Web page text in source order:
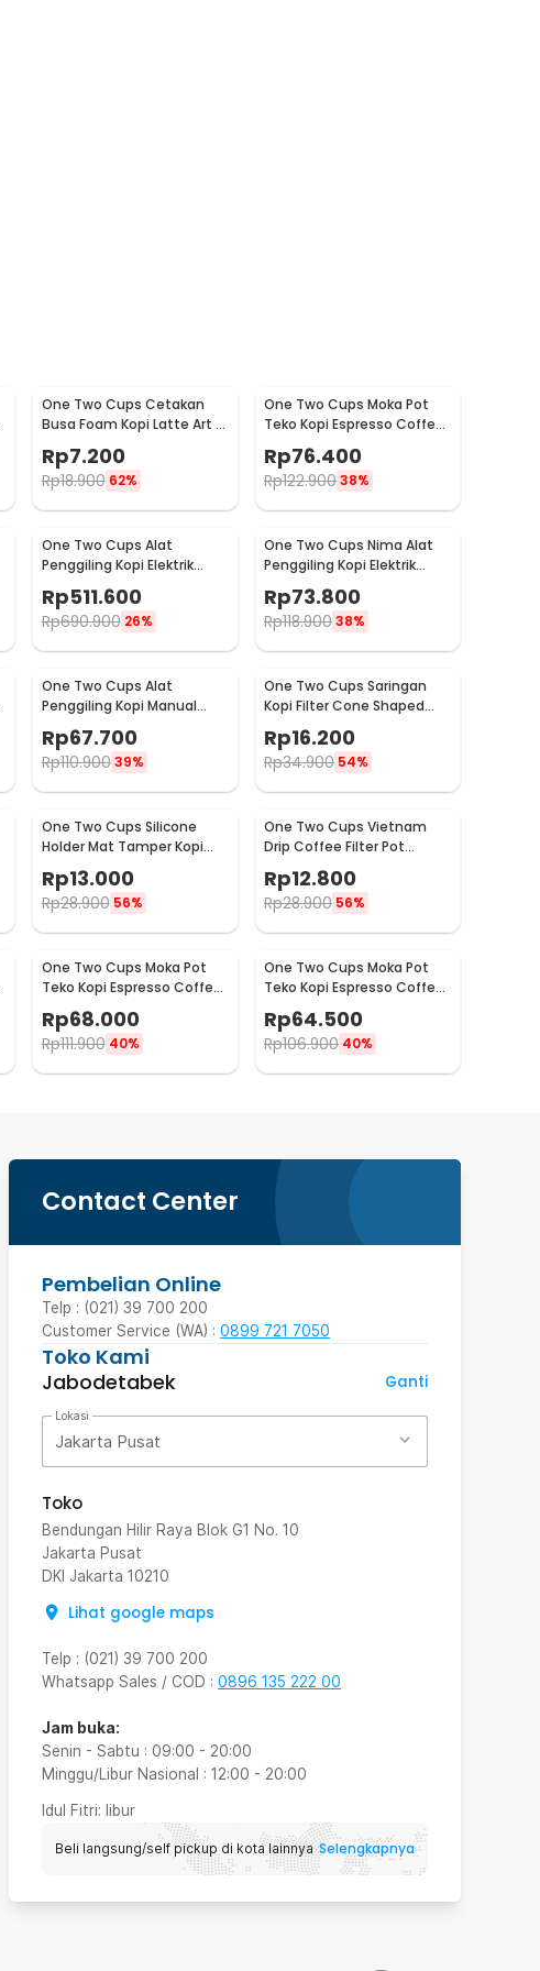
One Two Cups Cetakan
Busa Foam Kopi Latte Art 16
Rp7.200
Rp18.900 62%
One Two Cups Moka Pot
Teko Kopi Espresso Coffee
Stovetop 6 Cup 300ml -
Z20
Rp76.400
Rp122.90038%
One Two Cups Alat
Penggiling Kopi Elektrik
Coffee Grinder Adjustable
- 600N
Rp511.600
Rp690.900 26%
One Two Cups Nima Alat
Penggiling Kopi Elektrik
Bumbu Coffee Grinder -
NM-8300
Rp73.800
Rp118.90038%
One Two Cups Alat
Penggiling Kopi Manual
Coffee Grinder Adjustable
- CF4146
Rp67.700
Rp110.900 39%
One Two Cups Saringan
Kopi Filter Cone Shaped
Coffee Dripper 1 PCS - K741
Rp16.200
Rp34.900 54%
One Two Cups Silicone
Holder Mat Tamper Kopi
Espresso Barista - 0310
Rp13.000
Rp28.900 56%
One Two Cups Vietnam
Drip Coffee Filter Pot
Saringan Kopi 124ml 7Q -
LC1
Rp12.800
Rp28.900 56%
One Two Cups Moka Pot
Teko Kopi Espresso Coffee
Maker Stovetop 4 Cup
200ml - Z21
Rp68.000
Rp111.900 40%
One Two Cups Moka Pot
Teko Kopi Espresso Coffee
Maker Stovetop 2 Cup
100ml - Z21
Rp64.500
Rp106.900 40%
Contact Center
Pembelian Online
Telp : (021) 39 700 200
Customer Service (WA) : 0899 721 7050
Toko Kami
Jabodetabek
Ganti
Lokasi
Jakarta Pusat
Toko
Bendungan Hilir Raya Blok G1 No. 10
Jakarta Pusat
DKI Jakarta 10210
Lihat google maps
Telp : (021) 39 700 200
Whatsapp Sales / COD : 0896 135 222 00
Jam buka:
Senin - Sabtu : 09:00 - 20:00
Minggu/Libur Nasional : 12:00 - 20:00
Idul Fitri: libur
Beli langsung/self pickup di kota lainnya Selengkapnya